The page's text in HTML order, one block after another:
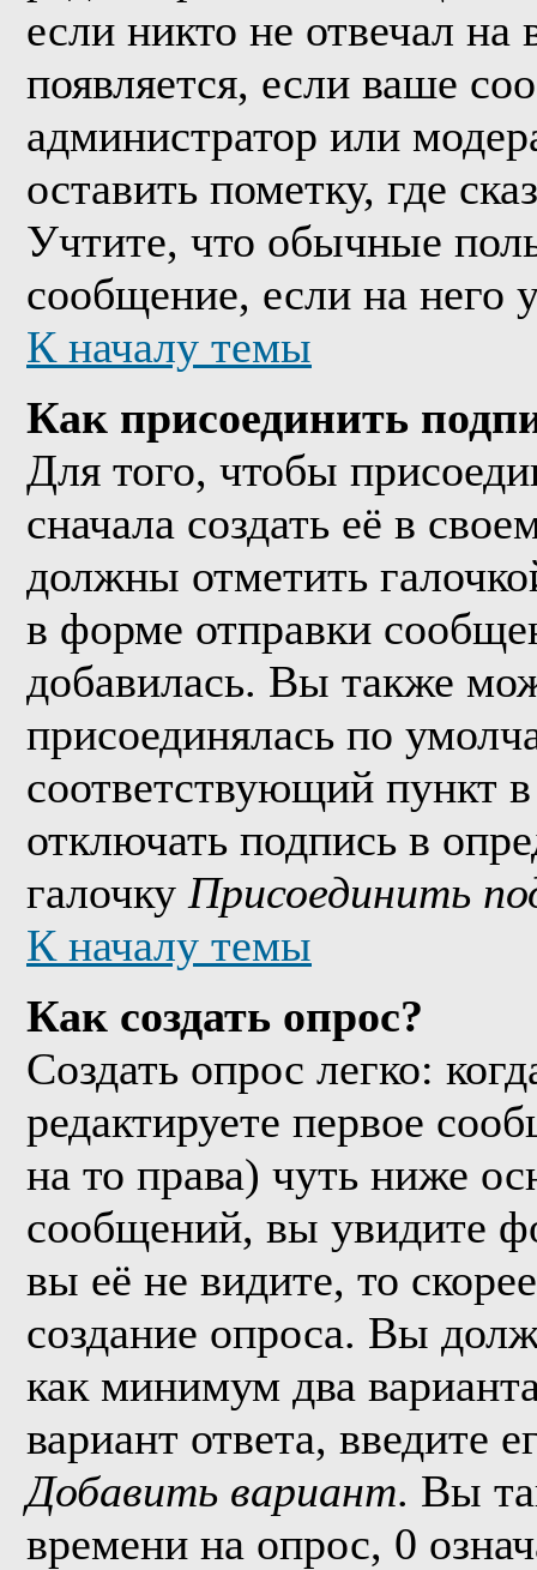
если никто не отвечал
появляется, если ваше
администратор или
оставить пометку, где
Учтите, что обычные
сообщение, если на него
К началу темы
Как присоединить
Для того, чтобы
сначала создать её в
должны отметить
в форме отправки
добавилась. Вы также
присоединялась по
соответствующий пункт
отключать подпись в
галочку Присоединить
К началу темы
Как создать опрос?
Создать опрос легко:
редактируете первое
на то права) чуть ниже
сообщений, вы увидите
вы её не видите, то
создание опроса. Вы
как минимум два
вариант ответа, введите
Добавить вариант. Вы
времени на опрос, 0